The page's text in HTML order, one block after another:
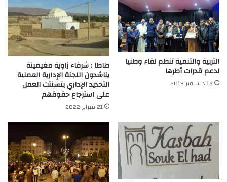
التربية والتنمية تنظم لقاء وطنيا
لدعم قدرات أطرها
18 ديسمبر 2019
طاطا : شرفاء زاوية مغيمينة
يناشدون اللجنة الإدارية العملية
التحديد الإداري بتسنتت العمل
على استرجاع حقوقهم
21 فبراير 2022